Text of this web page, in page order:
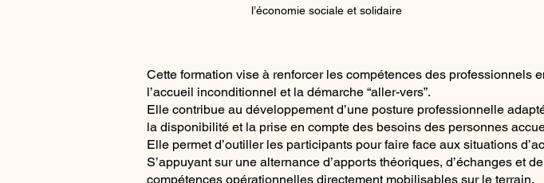
l’économie sociale et solidaire
Cette formation vise à renforcer les compétences des professionnels
l’accueil inconditionnel et la démarche “aller-vers”.
Elle contribue au développement d’une posture professionnelle
la disponibilité et la prise en compte des besoins des personnes
Elle permet d’outiller les participants pour faire face aux situations
S’appuyant sur une alternance d’apports théoriques, d’échanges et
compétences opérationnelles directement mobilisables sur le terrain.